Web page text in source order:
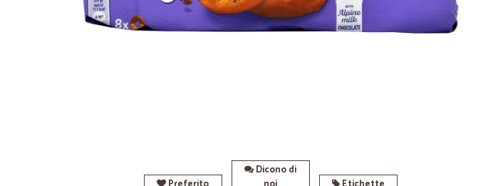
Dicono di